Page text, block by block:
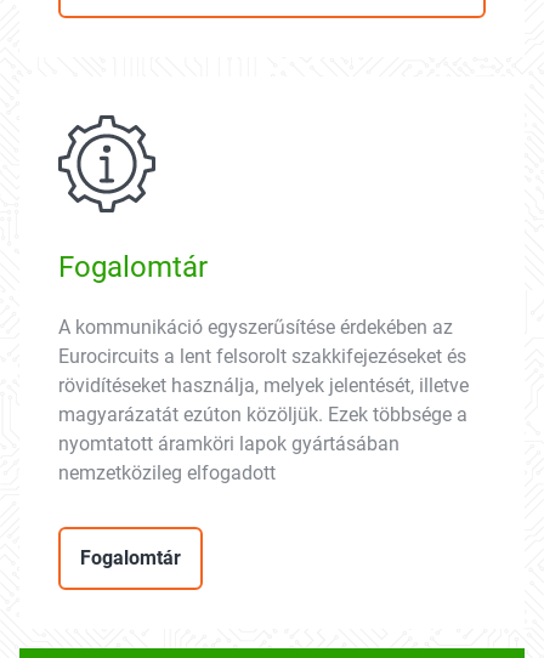
Fogalomtár
A kommunikáció egyszerűsítése érdekében az
Eurocircuits a lent felsorolt szakkifejezéseket és
rövidítéseket használja, melyek jelentését, illetve
magyarázatát ezúton közöljük. Ezek többsége a
nyomtatott áramköri lapok gyártásában
nemzetközileg elfogadott
Fogalomtár